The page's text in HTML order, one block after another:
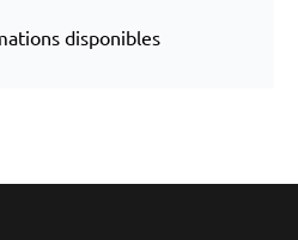
disponibles